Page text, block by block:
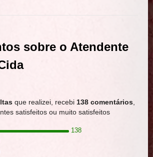
sobre o Atendente
que realizei, recebi 138 comentários
satisfeitos ou muito satisfeitos
138